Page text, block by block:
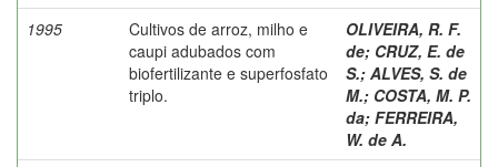
1995
Cultivos de arroz, milho e
caupi adubados com
biofertilizante e superfosfato
triplo.
OLIVEIRA, R. F.
de; CRUZ, E. de
S.; ALVES, S. de
M.; COSTA, M. P.
da; FERREIRA,
W. de A.